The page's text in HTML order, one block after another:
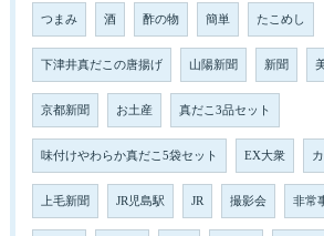
つまみ 酒 酢の物 簡単 たこめし
下津井真だこの唐揚げ 山陽新聞 新聞
京都新聞 お土産 真だこ3品セット
味付けやわらか真だこ5袋セット EX大衆
上毛新聞 JR児島駅 JR 撮影会 非常